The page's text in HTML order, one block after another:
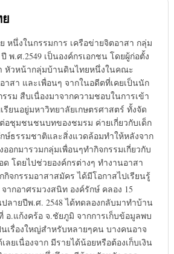
หนึ่งในกรรมการ เครือข่ายจิตอาสา กลุ่ม
พ.ศ.2549 เป็นองค์กรเอกชน โดยผู้ก่อตั้ง
หัวหน้ากลุ่มบ้านดินไทยหนึ่งในคณะ
าสา และเพื่อนๆ จากในอดีตที่เคยเป็นนัก
รม สืบเนื่องมาจากความชอบในการเข้า
รียนอยู่มหาวิทยาลัยเกษตรศาสตร์ ทั้งจัด
อชุมชนชนบทของชมรม ค่ายเกี่ยวกับเด็ก
ษ์ธรรมชาติและสิ่งแวดล้อมทำให้หลังจาก
อกมารวมกลุ่มเพื่อนๆทำกิจกรรมเกี่ยวกับ
โดยไปช่วยองค์กรต่างๆ ทำงานอาสา
กิจกรรมอาสาสมัคร ได้มีโอกาสไปเรียนรู้
ากอาศรมวงสนิท องค์รักษ์ คลอง 15
ปลายปีพ.ศ. 2548 ได้ทดลองกลับมาทำบ้าน
อ.แก้งคร้อ จ.ชัยภูมิ จากการเก็บข้อมูลพบ
เรื่องใหญ่สำหรับหลายๆคน บางคนอาจ
ลยเนื่องจาก มีรายได้น้อยหรือต้องเก็บเงิน